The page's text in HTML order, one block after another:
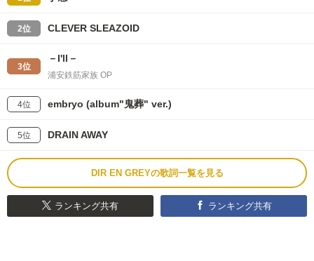
2位 CLEVER SLEAZOID
3位
－I'll－
浦安鉄筋家族 OP
4位 embryo (album"鬼葬" ver.)
5位 DRAIN AWAY
DIR EN GREYの歌詞一覧を見る
ランキング共有 ランキング共有